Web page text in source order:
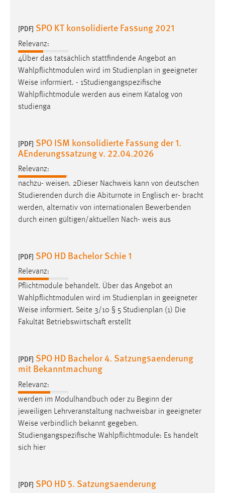
[PDF] SPO KT konsolidierte Fassung 2021
Relevanz:
4Über das tatsächlich stattfindende Angebot an
Wahlpflichtmodulen wird im Studienplan in geeigneter
Weise informiert. - 1Studiengangspezifische
Wahlpflichtmodule werden aus einem Katalog von
studienga
[PDF] SPO ISM konsolidierte Fassung der 1.
AEnderungssatzung v. 22.04.2026
Relevanz:
nachzu- weisen. 2Dieser Nachweis kann von deutschen
Studierenden durch die Abiturnote in Englisch er- bracht
werden, alternativ von internationalen Bewerbenden
durch einen gültigen/aktuellen Nach- weis aus
[PDF] SPO HD Bachelor Schie 1
Relevanz:
Pflichtmodule behandelt. Über das Angebot an
Wahlpflichtmodulen wird im Studienplan in geeigneter
Weise informiert. Seite 3/10 § 5 Studienplan (1) Die
Fakultät Betriebswirtschaft erstellt
[PDF] SPO HD Bachelor 4. Satzungsaenderung
mit Bekanntmachung
Relevanz:
werden im Modulhandbuch oder zu Beginn der
jeweiligen Lehrveranstaltung nachweisbar in geeigneter
Weise verbindlich bekannt gegeben.
Studiengangspezifische Wahlpflichtmodule: Es handelt
sich hier
[PDF] SPO HD 5. Satzungsaenderung
Cookie Laufzeit:
Facebook Pixel
Name:
Zweck:
Conversion-Tracking
Cookie Laufzeit:
Plattformen anzeigen zu können, werden von diesen
externen Medien Cookies gesetzt.
YouTube
Vimeo